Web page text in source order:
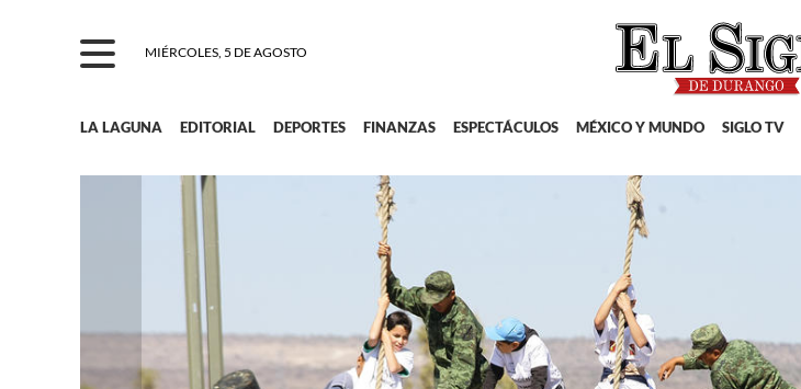
MIÉRCOLES, 5 DE AGOSTO
LA LAGUNA EDITORIAL DEPORTES FINANZAS ESPECTÁCULOS MÉXICO Y MUNDO SIGLO TV